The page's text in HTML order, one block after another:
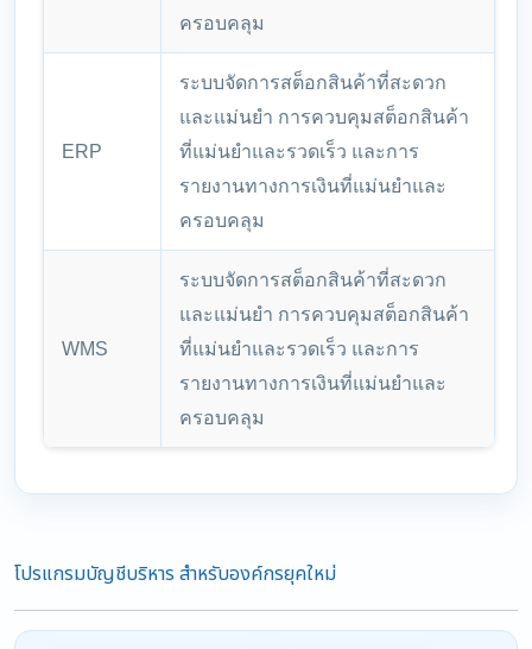
ครอบคลุม
ERP
ระบบจัดการสต็อกสินค้าที่สะดวก
และแม่นยำ การควบคุมสต็อกสินค้า
ที่แม่นยำและรวดเร็ว และการ
รายงานทางการเงินที่แม่นยำและ
ครอบคลุม
WMS
ระบบจัดการสต็อกสินค้าที่สะดวก
และแม่นยำ การควบคุมสต็อกสินค้า
ที่แม่นยำและรวดเร็ว และการ
รายงานทางการเงินที่แม่นยำและ
ครอบคลุม
โปรแกรมบัญชีบริหาร สำหรับองค์กรยุคใหม่